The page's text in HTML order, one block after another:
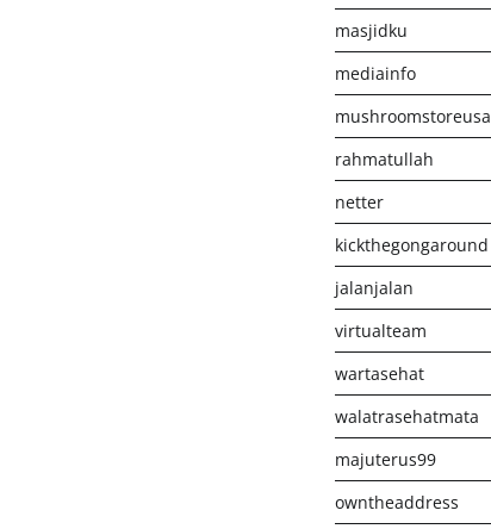
masjidku
mediainfo
mushroomstoreusa
rahmatullah
netter
kickthegongaround
jalanjalan
virtualteam
wartasehat
walatrasehatmata
majuterus99
owntheaddress